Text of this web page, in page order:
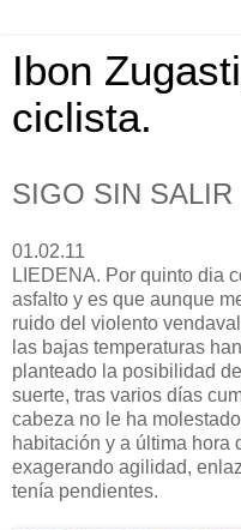
Ibon
ciclista.
SIGO SIN SALIR
01.02.11
LIEDENA. Por quinto dia
asfalto y es que aunque
ruido del violento
las bajas temperaturas
planteado la posibilidad
suerte, tras varios días
cabeza no le ha
habitación y a última hora
exagerando agilidad,
tenía pendientes.